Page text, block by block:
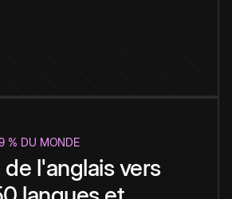
% DU MONDE
l'anglais vers